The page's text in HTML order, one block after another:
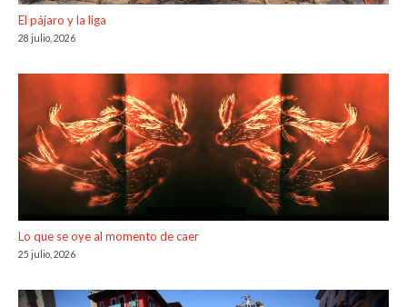
El pájaro y la liga
28 julio, 2026
Lo que se oye al momento de caer
25 julio, 2026